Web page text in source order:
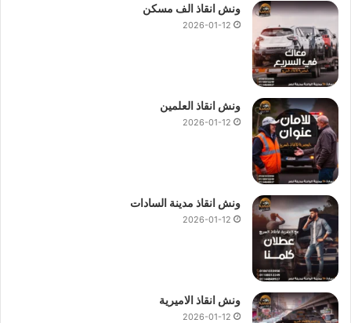
ونش انقاذ الف مسكن
2026-01-12
ونش انقاذ العلمين
2026-01-12
ونش انقاذ مدينة السادات
2026-01-12
ونش انقاذ الاميرية
2026-01-12